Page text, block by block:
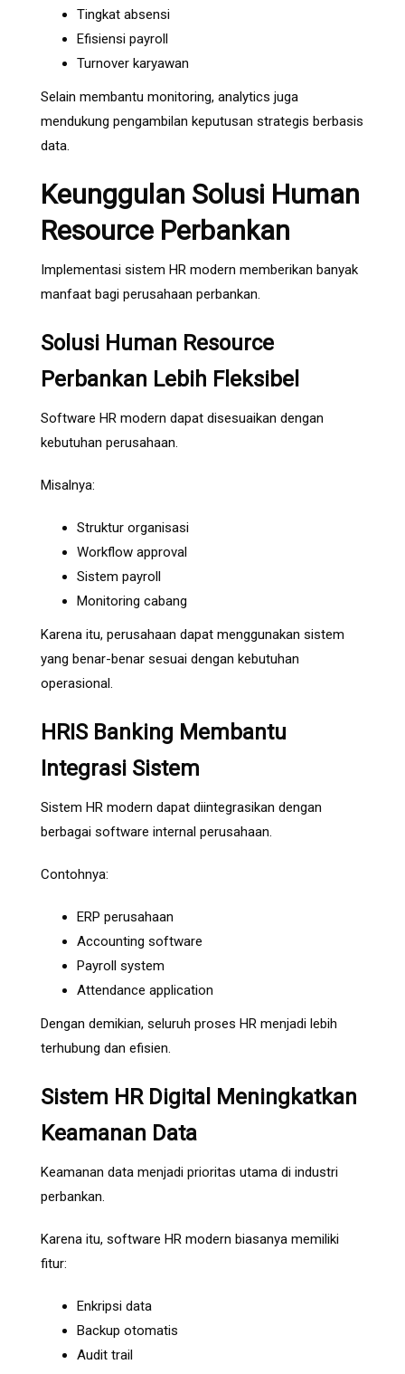
Tingkat absensi
Efisiensi payroll
Turnover karyawan
Selain membantu monitoring, analytics juga
mendukung pengambilan keputusan strategis berbasis
data.
Keunggulan Solusi Human
Resource Perbankan
Implementasi sistem HR modern memberikan banyak
manfaat bagi perusahaan perbankan.
Solusi Human Resource
Perbankan Lebih Fleksibel
Software HR modern dapat disesuaikan dengan
kebutuhan perusahaan.
Misalnya:
Struktur organisasi
Workflow approval
Sistem payroll
Monitoring cabang
Karena itu, perusahaan dapat menggunakan sistem
yang benar-benar sesuai dengan kebutuhan
operasional.
HRIS Banking Membantu
Integrasi Sistem
Sistem HR modern dapat diintegrasikan dengan
berbagai software internal perusahaan.
Contohnya:
ERP perusahaan
Accounting software
Payroll system
Attendance application
Dengan demikian, seluruh proses HR menjadi lebih
terhubung dan efisien.
Sistem HR Digital Meningkatkan
Keamanan Data
Keamanan data menjadi prioritas utama di industri
perbankan.
Karena itu, software HR modern biasanya memiliki
fitur:
Enkripsi data
Backup otomatis
Audit trail